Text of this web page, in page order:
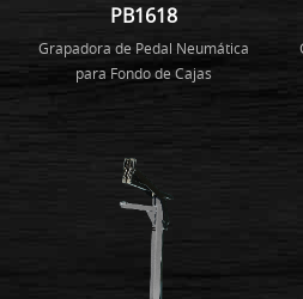
PB1618
Grapadora de Pedal Neumática
para Fondo de Cajas